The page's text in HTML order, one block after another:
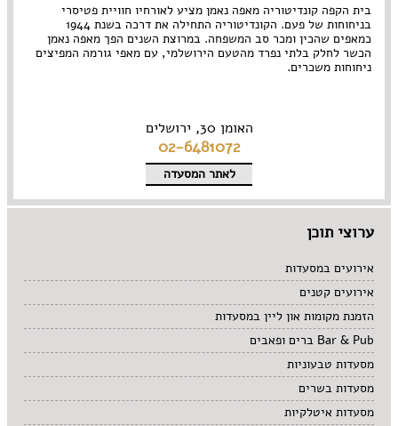
בית הקפה קונדיטוריה מאפה נאמן מציע לאורחיו חוויית פטיסרי
בניחוחות של פעם. הקונדיטוריה התחילה את דרכה בשנת 1944
כמאפים שהכין ומכר סב המשפחה. במרוצת השנים הפך מאפה נאמן
הכשר לחלק בלתי נפרד מהטעם הירושלמי, עם מאפי גורמה המפיצים
ניחוחות משכרים.
האומן 30, ירושלים
02-6481072
לאתר המסעדה
ערוצי תוכן
אירועים במסעדות
אירועים קטנים
הזמנת מקומות און ליין במסעדות
Bar & Pub ברים ופאבים
מסעדות טבעוניות
מסעדות בשרים
מסעדות איטלקיות